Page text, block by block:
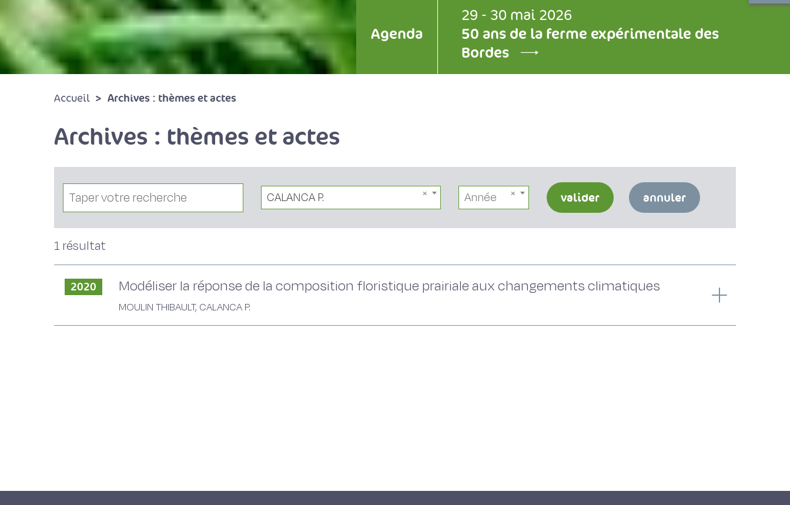
Agenda
29 - 30 mai 2026
50 ans de la ferme expérimentale des
Bordes
Accueil Archives : thèmes et actes
Archives : thèmes et actes
CALANCA P. Année valider annuler
1 résultat
2020 Modéliser la réponse de la composition floristique prairiale aux changements climatiques
MOULIN THIBAULT, CALANCA P.